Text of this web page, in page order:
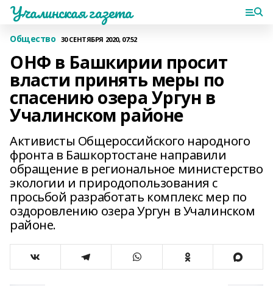
Учалинская газета
Общество 30 СЕНТЯБРЯ 2020, 07:52
ОНФ в Башкирии просит
власти принять меры по
спасению озера Ургун в
Учалинском районе
Активисты Общероссийского народного
фронта в Башкортостане направили
обращение в региональное министерство
экологии и природопользования с
просьбой разработать комплекс мер по
оздоровлению озера Ургун в Учалинском
районе.